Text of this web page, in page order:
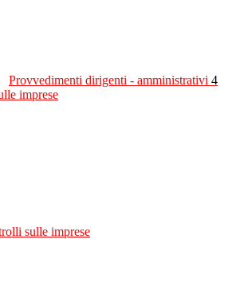
Provvedimenti dirigenti - amministrativi 4
imprese
sulle imprese